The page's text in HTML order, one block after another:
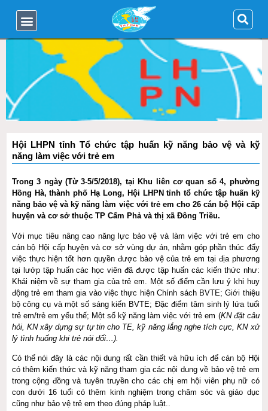
Hội LHPN tỉnh Tổ chức tập huấn kỹ năng bảo vệ và kỹ
năng làm việc với trẻ em
Trong 3 ngày (Từ 3-5/5/2018), tại Khu liên cơ quan số 4, phường
Hồng Hà, thành phố Hạ Long, Hội LHPN tỉnh tổ chức tập huấn kỹ
năng bảo vệ và kỹ năng làm việc với trẻ em cho 26 cán bộ Hội cấp
huyện và cơ sở thuộc TP Cẩm Phả và thị xã Đông Triều.
Với mục tiêu nâng cao năng lực bảo vệ và làm việc với trẻ em cho
cán bộ Hội cấp huyện và cơ sở vùng dự án, nhằm góp phần thúc đẩy
việc thực hiện tốt hơn quyền được bảo vệ của trẻ em tại địa phương
tại lướp tập huấn các học viên đã được tập huấn các kiến thức như:
Khái niệm về sự tham gia của trẻ em. Một số điểm cần lưu ý khi huy
động trẻ em tham gia vào việc thực hiện Chính sách BVTE; Giới thiệu
bộ công cụ và một số sáng kiến BVTE; Đặc điểm tâm sinh lý lứa tuổi
trẻ em/trẻ em yếu thế; Một số kỹ năng làm việc với trẻ em (KN đặt câu
hỏi, KN xây dựng sự tự tin cho TE, kỹ năng lắng nghe tích cực, KN xử
lý tình huống khi trẻ nói dối…).
Có thể nói đây là các nội dung rất cần thiết và hữu ích để cán bộ Hội
có thêm kiến thức và kỹ năng tham gia các nội dung về bảo vệ trẻ em
trong cộng đồng và tuyên truyền cho các chị em hội viên phụ nữ có
con dưới 16 tuổi có thêm kinh nghiệm trong chăm sóc và giáo dục
cũng như bảo vệ trẻ em theo đúng pháp luật..